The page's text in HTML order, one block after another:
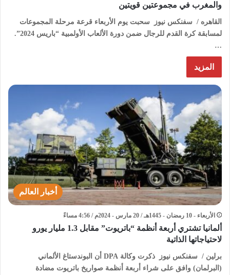
والمغرب في مجموعتين قويتين
القاهره / سفنكس نيوز سحبت يوم الأربعاء قرعة مرحلة المجموعات
لمسابقة كرة القدم للرجال ضمن دورة الألعاب الأولمبية “باريس 2024”.
…
المزيد
أخبار العالم
الأربعاء - 10 رمضان - 1445هـ / 20 مارس - 2024م / 4:56 مساءً
ألمانيا تشتري أربعة أنظمة “باتريوت” مقابل 1.3 مليار يورو
لاحتياجاتها الذاتية
برلين / سفنكس نيوز ذكرت وكالة DPA أن البوندستاغ الألماني
(البرلمان) وافق على شراء أربعة أنظمة صواريخ باتريوت مضادة